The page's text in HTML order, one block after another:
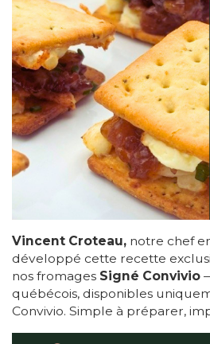
Vincent Croteau, notre chef
développé cette recette
nos fromages Signé Convivio
québécois, disponibles
Convivio. Simple à préparer,